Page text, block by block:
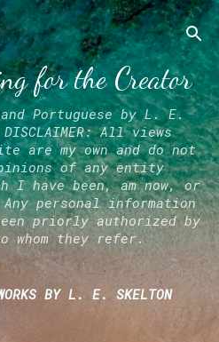
content
for the Creator
Portuguese by L. E.
All views
are my own and do not
of any entity
I have been, am now, or
personal information
priorly authorized by
whom they refer.
BY L. E. SKELTON